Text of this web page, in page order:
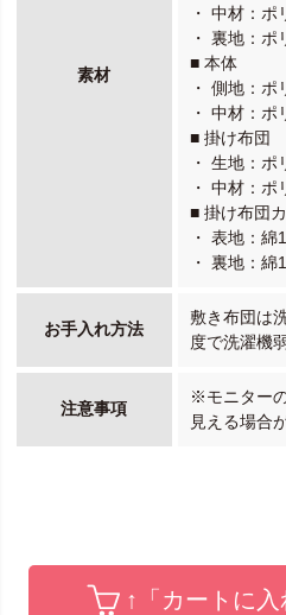
素材
・ 中材：ポ
・ 裏地：ポ
■ 本体
・ 側地：ポ
・ 中材：ポ
■ 掛け布団
・ 生地：ポ
・ 中材：ポ
■ 掛け布団
・ 表地：綿
・ 裏地：綿
お手入れ方法
敷き布団は
度で洗濯機
注意事項
※モニター
見える場合
↑「カートに